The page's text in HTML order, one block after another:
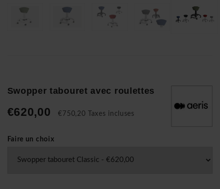
Swopper tabouret avec roulettes
€620,00 €750,20 Taxes incluses
Faire un choix